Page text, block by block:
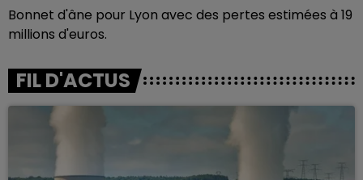
Bonnet d'âne pour Lyon avec des pertes estimées à 19
millions d'euros.
FIL D'ACTUS